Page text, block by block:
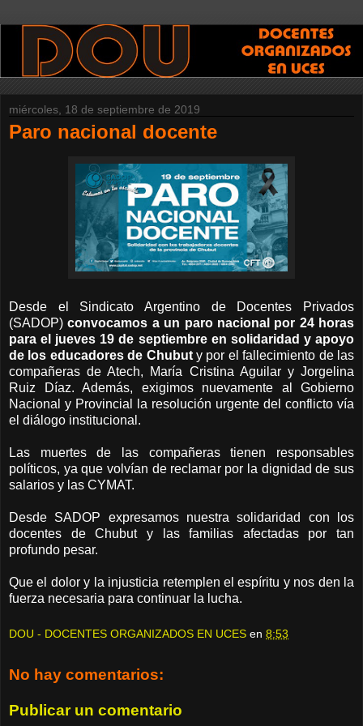
miércoles, 18 de septiembre de 2019
Paro nacional docente
Desde el Sindicato Argentino de Docentes Privados
(SADOP)convocamos a un paro nacional por 24 horas
para el jueves 19 de septiembre en solidaridad y apoyo
de los educadores de Chubuty por el fallecimiento de las
compañeras de Atech, María Cristina Aguilar y Jorgelina
Ruiz Díaz. Además, exigimos nuevamente al Gobierno
Nacional y Provincial la resolución urgente del conflicto vía
el diálogo institucional.
Las muertes de las compañeras tienen responsables
políticos, ya que volvían de reclamar por la dignidad de sus
salarios y las CYMAT.
Desde SADOP expresamos nuestra solidaridad con los
docentes de Chubut y las familias afectadas por tan
profundo pesar.
Que el dolor y la injusticia retemplen el espíritu y nos den la
fuerza necesaria para continuar la lucha.
DOU - DOCENTES ORGANIZADOS EN UCES en 8:53
No hay comentarios:
Publicar un comentario